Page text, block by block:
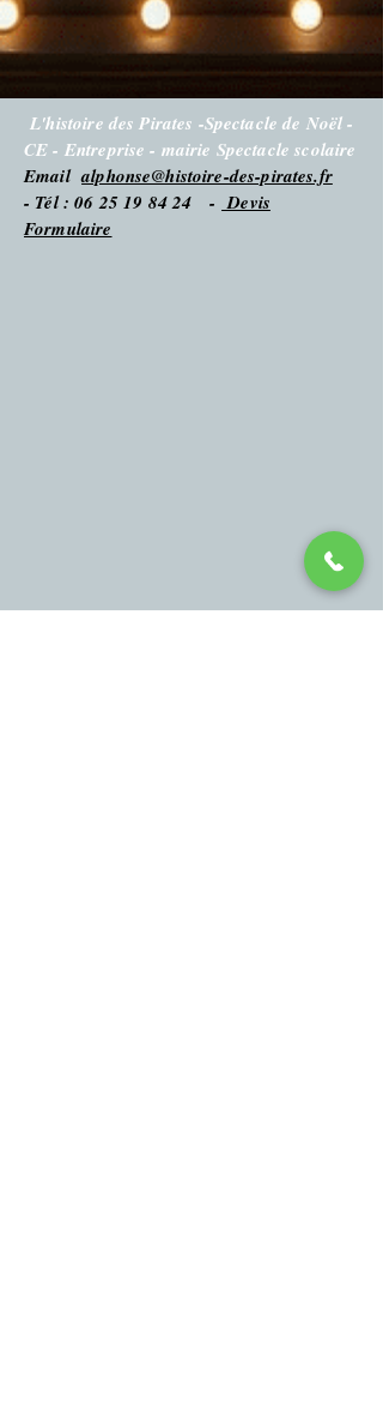
L'histoire des Pirates -Spectacle de Noël -
CE - Entreprise - mairie Spectacle scolaire
Emailalphonse@histoire-des-pirates.fr
- Tél : 06 25 19 84 24 - Devis
Formulaire